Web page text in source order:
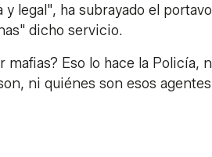
legal", ha subrayado el
dicho servicio.
mafias? Eso lo hace la Policía,
ni quiénes son esos